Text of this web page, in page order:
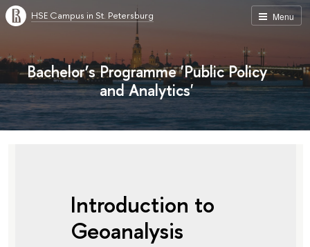
Menu
HSE Campus in St. Petersburg
Bachelor’s Programme 'Public Policy
and Analytics'
Introduction to
Geoanalysis